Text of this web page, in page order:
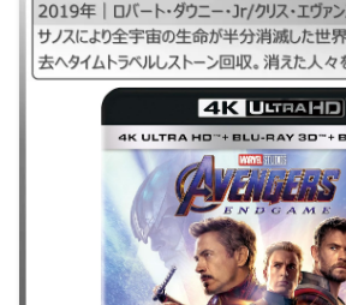
｜#アベンジャーズエンドゲーム### ｜2019年｜
クリス・エヴァンス｜アクション/SF ｜サノスに
消滅した世界。残されたヒーローが過去へタイム
収。消えた人々を取り戻す大逆転を。